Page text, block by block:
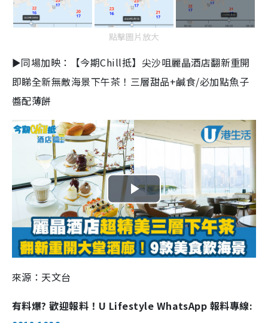
點擊圖片放大
►同場加映：【今期Chill抵】尖沙咀麗晶酒店翻新重開
即睇全新無敵海景下午茶！三層甜品+鹹食/必加點魚子
醬配薄餅
P
l
a
V
來源：天文台
有料爆? 歡迎報料！U Lifestyle WhatsApp 報料專線: